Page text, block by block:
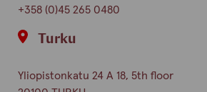
+358 (0)45 265 0480
Turku
Yliopistonkatu 24 A 18, 5th floor